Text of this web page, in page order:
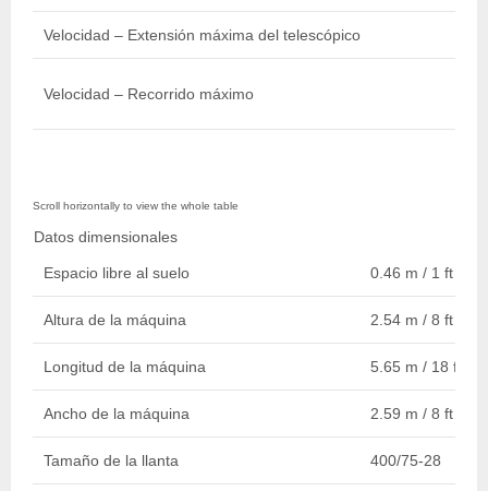
Velocidad – Extensión máxima del telescópico
Velocidad – Recorrido máximo
Datos dimensionales
Espacio libre al suelo 0.46 m / 1 ft 6 in.
Altura de la máquina 2.54 m / 8 ft 4 in.
Longitud de la máquina 5.65 m / 18 ft 6
Ancho de la máquina 2.59 m / 8 ft 6 in.
Tamaño de la llanta 400/75-28